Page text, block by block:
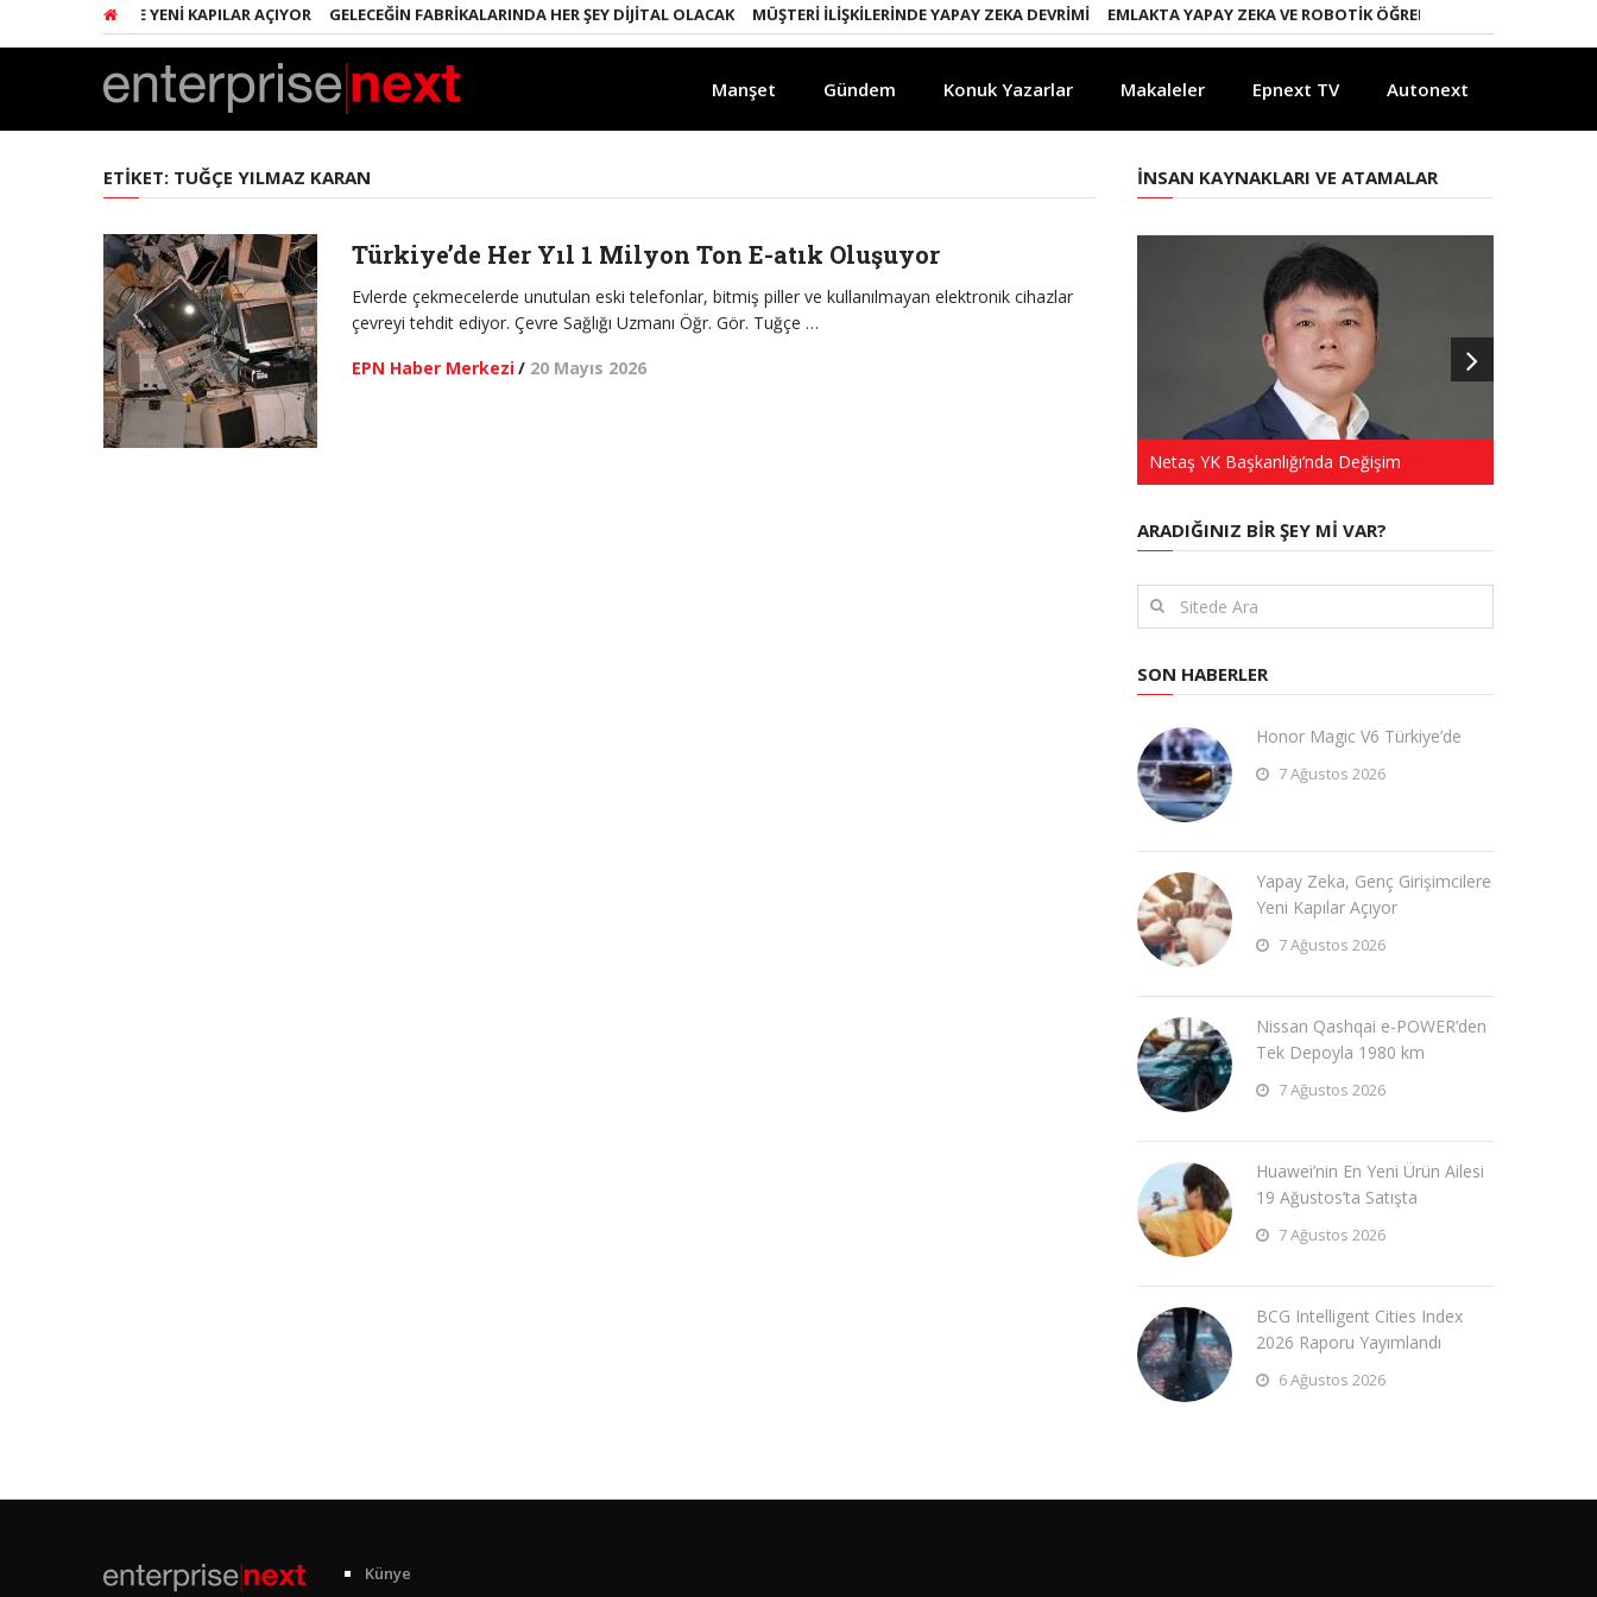
GIRIŞIMCILERE YENI KAPILAR AÇIYOR GELECEĞIN FABRIKALARINDA HER ŞEY DIJITAL OLACAK MÜŞTERI İLIŞKILERINDE YAPAY ZEKA DEVRIMI EMLAKTA YAPAY ZEKA VE ROBOTIK ÖĞRENME DÖNEMI
Manşet Gündem Konuk Yazarlar Makaleler Epnext TV Autonext
ETIKET: TUĞÇE YILMAZ KARAN
Türkiye’de Her Yıl 1 Milyon Ton E-atık Oluşuyor
Evlerde çekmecelerde unutulan eski telefonlar, bitmiş piller ve kullanılmayan elektronik cihazlar
çevreyi tehdit ediyor. Çevre Sağlığı Uzmanı Öğr. Gör. Tuğçe …
EPN Haber Merkezi/ 20 Mayıs 2026
İNSAN KAYNAKLARI VE ATAMALAR
Netaş YK Başkanlığı’nda Değişim
ARADIĞINIZ BIR ŞEY MI VAR?
SON HABERLER
Honor Magic V6 Türkiye’de
7 Ağustos 2026
Yapay Zeka, Genç Girişimcilere
Yeni Kapılar Açıyor
7 Ağustos 2026
Nissan Qashqai e-POWER’den
Tek Depoyla 1980 km
7 Ağustos 2026
Huawei’nin En Yeni Ürün Ailesi
19 Ağustos’ta Satışta
7 Ağustos 2026
BCG Intelligent Cities Index
2026 Raporu Yayımlandı
6 Ağustos 2026
Künye